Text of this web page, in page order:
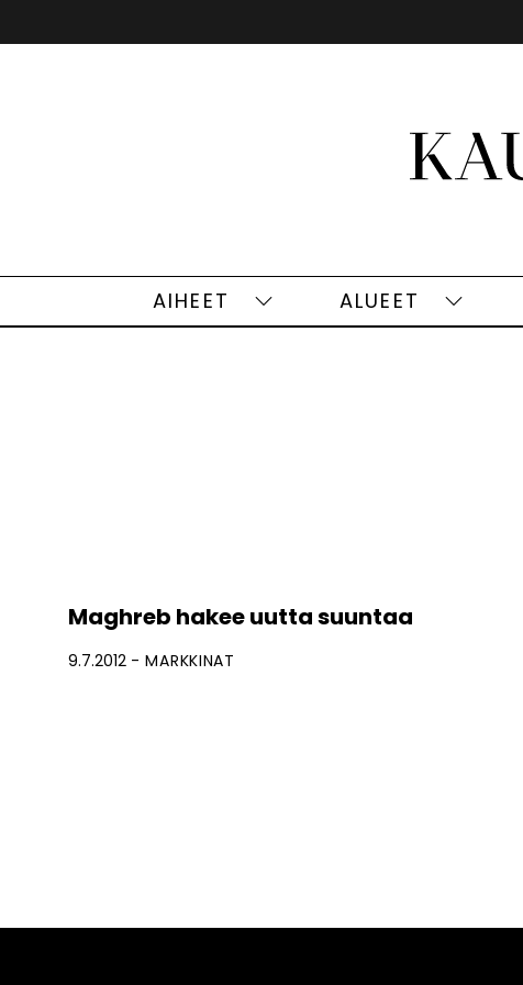
AIHEET
Aiheet
ALUEET
Alueet
Maghreb hakee uutta suuntaa
9.7.2012 MARKKINAT